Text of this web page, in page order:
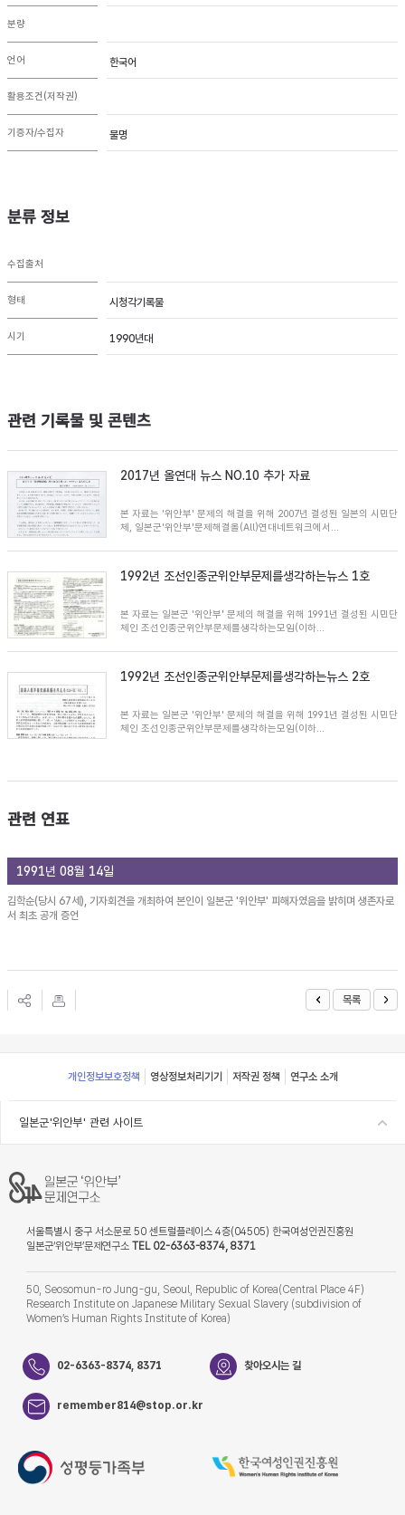
분량
언어 한국어
활용조건(저작권)
기증자/수집자 불명
분류 정보
수집출처
형태 시청각기록물
시기 1990년대
관련 기록물 및 콘텐츠
2017년 올연대 뉴스 NO.10 추가 자료
본 자료는 '위안부' 문제의 해결을 위해 2007년 결성된 일본의 시민단
체, 일본군'위안부'문제해결올(All)연대네트워크에서...
1992년 조선인종군위안부문제를생각하는뉴스 1호
본 자료는 일본군 '위안부' 문제의 해결을 위해 1991년 결성된 시민단
체인 조선인종군위안부문제를생각하는모임(이하...
1992년 조선인종군위안부문제를생각하는뉴스 2호
본 자료는 일본군 '위안부' 문제의 해결을 위해 1991년 결성된 시민단
체인 조선인종군위안부문제를생각하는모임(이하...
관련 연표
1991년 08월 14일
김학순(당시 67세), 기자회견을 개최하여 본인이 일본군 '위안부' 피해자였음을 밝히며 생존자로
서 최초 공개 증언
목록
Footer
개인정보보호정책 영상정보처리기기 저작권 정책 연구소 소개
일본군'위안부' 관련 사이트
서울특별시 중구 서소문로 50 센트럴플레이스 4층(04505) 한국여성인권진흥원
일본군‘위안부’문제연구소 TEL 02-6363-8374, 8371
50, Seosomun-ro Jung-gu, Seoul, Republic of Korea(Central Place 4F)
Research Institute on Japanese Military Sexual Slavery (subdivision of
Women’s Human Rights Institute of Korea)
02-6363-8374, 8371 찾아오시는 길
remember814@stop.or.kr